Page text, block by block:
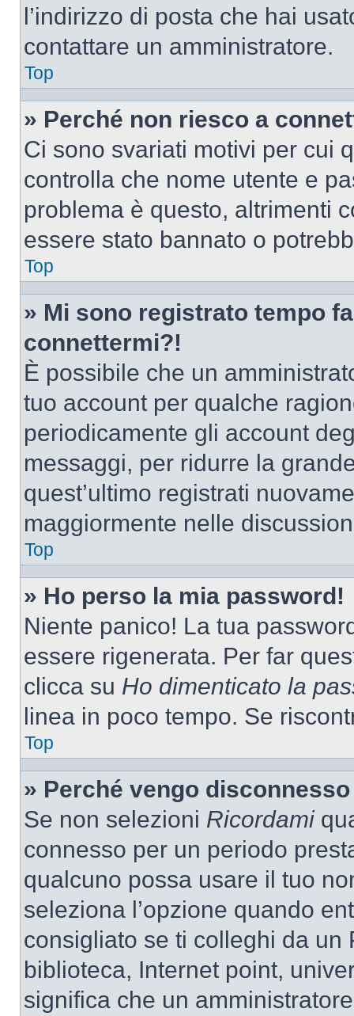
l’indirizzo di posta che hai
contattare un amministratore.
Top
» Perché non riesco a
Ci sono svariati motivi per cui
controlla che nome utente e
problema è questo, altrimenti
essere stato bannato o
Top
» Mi sono registrato tempo
connettermi?!
È possibile che un
tuo account per qualche
periodicamente gli account
messaggi, per ridurre la
quest’ultimo registrati
maggiormente nelle
Top
» Ho perso la mia password!
Niente panico! La tua
essere rigenerata. Per far
clicca su Ho dimenticato la
linea in poco tempo. Se
Top
» Perché vengo
Se non selezioni Ricordami
connesso per un periodo
qualcuno possa usare il tuo
seleziona l’opzione quando
consigliato se ti colleghi da un
biblioteca, Internet point,
significa che un